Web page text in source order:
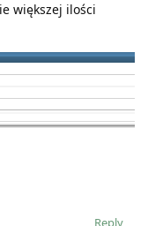
większej ilości
Reply